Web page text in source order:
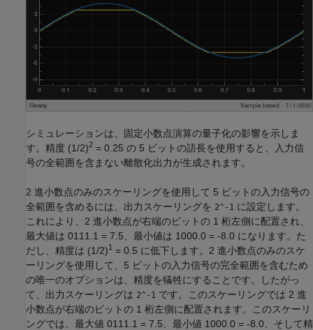
シミュレーションは、固定小数点演算の量子化の影響を示しま
す。精度 (1/2)2 = 0.25 の 5 ビットの語長を使用すると、入力信
号の全範囲を含まない離散化出力が生成されます。
2 進小数点のみのスケーリングを使用して 5 ビットの入力信号の
全範囲を含めるには、出力スケーリングを 2^-1 に設定します。
これにより、2 進小数点が右端のビットの 1 桁左側に配置され、
最大値は 0111.1 = 7.5、最小値は 1000.0 = -8.0 になります。た
だし、精度は (1/2)1 = 0.5 に低下します。2 進小数点のみのスケ
ーリングを使用して、5 ビットの入力信号の完全範囲を含むため
の唯一のオプションは、精度を犠牲にすることです。したがっ
て、出力スケーリングは 2^-1 です。このスケーリングでは 2 進
小数点が右端のビットの 1 桁左側に配置されます。このスケーリ
ングでは、最大値 0111.1 = 7.5、最小値 1000.0 = -8.0、そして精